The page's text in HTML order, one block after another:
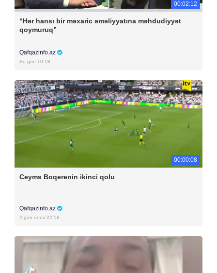
00:02:12
“Hər hansı bir məxaric əməliyyatına məhdudiyyət
qoymuruq”
Qafqazinfo.az
Bu gün 10:18
00:00:08
Ceyms Boqerenin ikinci qolu
Qafqazinfo.az
2 gün öncə 22:58